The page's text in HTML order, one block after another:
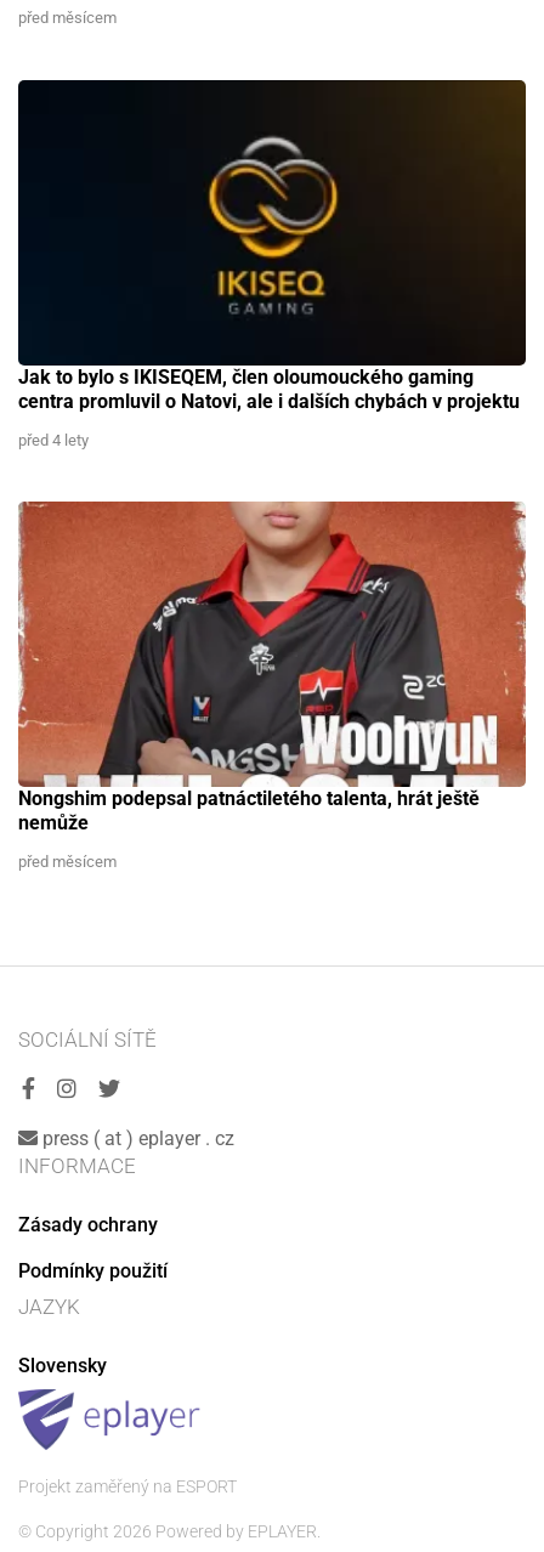
před měsícem
Jak to bylo s IKISEQEM, člen oloumouckého gaming
centra promluvil o Natovi, ale i dalších chybách v projektu
před 4 lety
Nongshim podepsal patnáctiletého talenta, hrát ještě
nemůže
před měsícem
SOCIÁLNÍ SÍTĚ
press ( at ) eplayer . cz
INFORMACE
Zásady ochrany
Podmínky použití
JAZYK
Slovensky
Projekt zaměřený na ESPORT
© Copyright 2026 Powered by EPLAYER.